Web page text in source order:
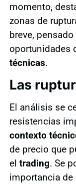
momento,
zonas de
breve,
oportunidades
técnicas.
Las
El análisis se
resistencias
contexto
de precio que
el trading. Se
importancia de